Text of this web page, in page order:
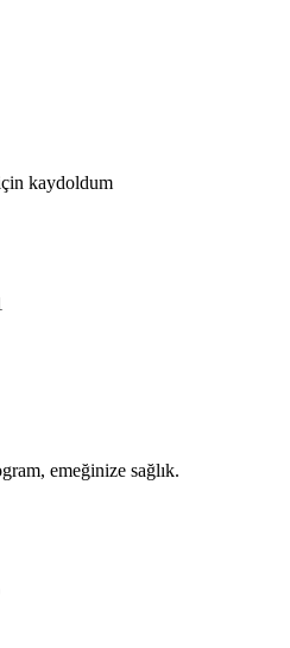
kaydoldum
emeğinize sağlık.